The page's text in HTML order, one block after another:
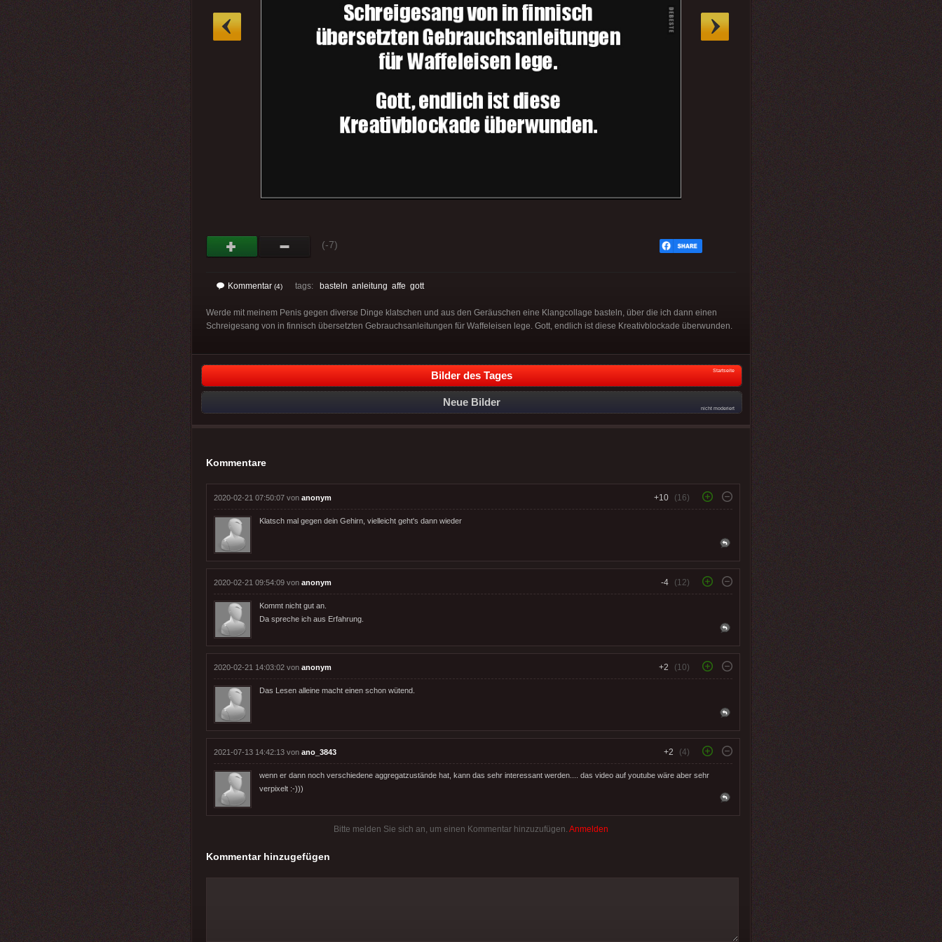
(-7)
Kommentar (4) tags: basteln anleitung affe gott
Werde mit meinem Penis gegen diverse Dinge klatschen und aus den Geräuschen eine Klangcollage basteln, über die ich dann einen
Schreigesang von in finnisch übersetzten Gebrauchsanleitungen für Waffeleisen lege. Gott, endlich ist diese Kreativblockade überwunden.
Bilder des Tages Startseite
Neue Bilder
nicht moderiert
Kommentare
2020-02-21 07:50:07 von anonym +10 (16)
Klatsch mal gegen dein Gehirn, vielleicht geht's dann wieder
2020-02-21 09:54:09 von anonym -4 (12)
Kommt nicht gut an.
Da spreche ich aus Erfahrung.
2020-02-21 14:03:02 von anonym +2 (10)
Das Lesen alleine macht einen schon wütend.
2021-07-13 14:42:13 von ano_3843 +2 (4)
wenn er dann noch verschiedene aggregatzustände hat, kann das sehr interessant werden.... das video auf youtube wäre aber sehr
verpixelt :-)))
Bitte melden Sie sich an, um einen Kommentar hinzuzufügen. Anmelden
Kommentar hinzugefügen